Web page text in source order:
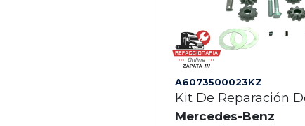
A6073500023KZ
Kit De Reparación
Mercedes-Benz